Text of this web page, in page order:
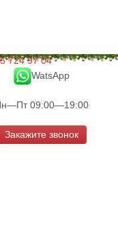
724 97 04
WatsApp
09:00—19:00
Закажите звонок